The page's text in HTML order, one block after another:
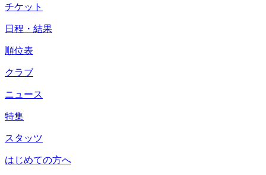
チケット
日程・結果
順位表
クラブ
ニュース
特集
スタッツ
はじめての方へ